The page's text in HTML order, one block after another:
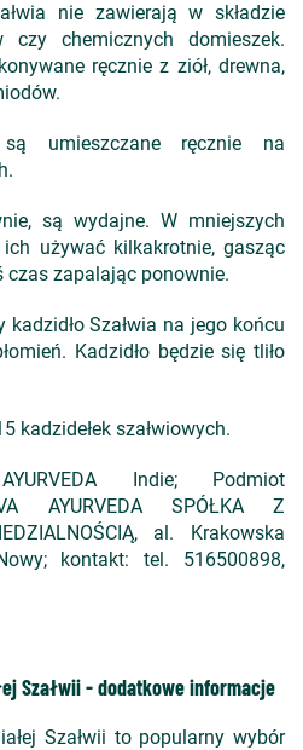
nie zawierają w składzie
czy chemicznych domieszek.
ręcznie z ziół, drewna,
są umieszczane ręcznie na
są wydajne. W mniejszych
używać kilkakrotnie, gasząc
zapalając ponownie.
kadzidło Szałwia na jego końcu
Kadzidło będzie się tliło
kadzidełek szałwiowych.
Indie; Podmiot
AYURVEDA SPÓŁKA Z
al. Krakowska
kontakt: tel. 516500898,
Szałwii - dodatkowe informacje
Szałwii to popularny wybór